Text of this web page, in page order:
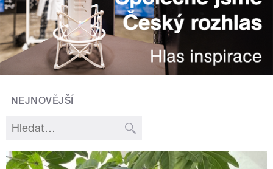
NEJNOVĚJŠÍ